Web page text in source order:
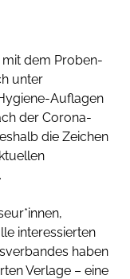
mit dem Proben-
unter
Auflagen
der Corona-
die Zeichen
interessierten
haben
Verlage – eine